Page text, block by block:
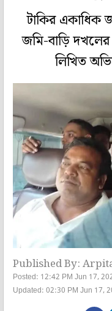
টাকির একাধিক
জমি-বাড়ি
লিখিত
Published By:
Posted: 12:42 PM Jun 17,
Updated: 02:30 PM Jun 17,